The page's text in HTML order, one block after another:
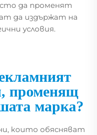
да променят
да издържат на
условия.
променящ
марка?
които обясняват